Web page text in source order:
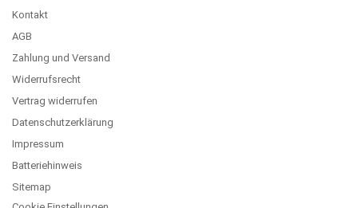
Kontakt
AGB
Zahlung und Versand
Widerrufsrecht
Vertrag widerrufen
Datenschutzerklärung
Impressum
Batteriehinweis
Sitemap